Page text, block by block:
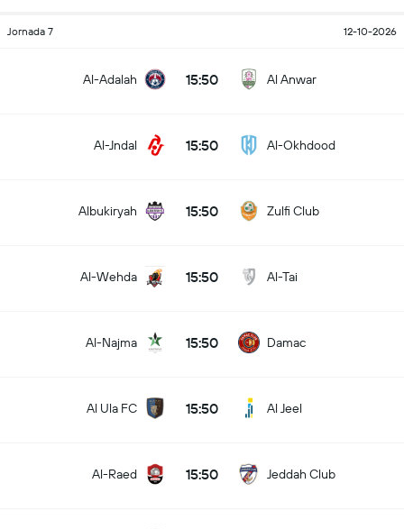
Jornada 7 12-10-2026
Al-Adalah 15:50 Al Anwar
Al-Jndal 15:50 Al-Okhdood
Albukiryah 15:50 Zulfi Club
Al-Wehda 15:50 Al-Tai
Al-Najma 15:50 Damac
Al Ula FC 15:50 Al Jeel
Al-Raed 15:50 Jeddah Club